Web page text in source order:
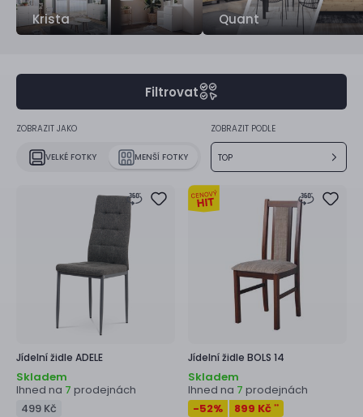
Krista Quant
Filtrovat
ZOBRAZIT JAKO
VELKÉ FOTKY MENŠÍ FOTKY
ZOBRAZIT PODLE
TOP
Jídelní židle ADELE
Skladem
Ihned na 7 prodejnách
499 Kč
Jídelní židle BOLS 14
Skladem
Ihned na 7 prodejnách
-52% 899 Kč **